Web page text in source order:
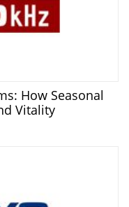
How Seasonal
Vitality